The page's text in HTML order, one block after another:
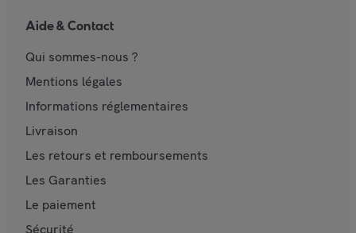
Aide & Contact
Qui sommes-nous ?
Mentions légales
Informations réglementaires
Livraison
Les retours et remboursements
Les Garanties
Le paiement
Sécurité